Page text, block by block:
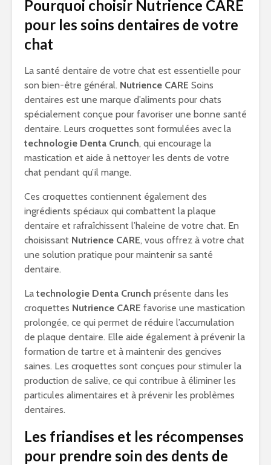
Pourquoi choisir Nutrience CARE
pour les soins dentaires de votre
chat
La santé dentaire de votre chat est essentielle pour
son bien-être général. Nutrience CARE Soins
dentaires est une marque d’aliments pour chats
spécialement conçue pour favoriser une bonne santé
dentaire. Leurs croquettes sont formulées avec la
technologie Denta Crunch, qui encourage la
mastication et aide à nettoyer les dents de votre
chat pendant qu’il mange.
Ces croquettes contiennent également des
ingrédients spéciaux qui combattent la plaque
dentaire et rafraîchissent l’haleine de votre chat. En
choisissant Nutrience CARE, vous offrez à votre chat
une solution pratique pour maintenir sa santé
dentaire.
La technologie Denta Crunch présente dans les
croquettes Nutrience CARE favorise une mastication
prolongée, ce qui permet de réduire l’accumulation
de plaque dentaire. Elle aide également à prévenir la
formation de tartre et à maintenir des gencives
saines. Les croquettes sont conçues pour stimuler la
production de salive, ce qui contribue à éliminer les
particules alimentaires et à prévenir les problèmes
dentaires.
Les friandises et les récompenses
pour prendre soin des dents de